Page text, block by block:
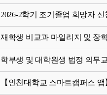
2026-2학기 조기졸업 희망자 신
재학생 비교과 마일리지 및 장
학부생 및 대학원생 법정 의무
【인천대학교 스마트캠퍼스